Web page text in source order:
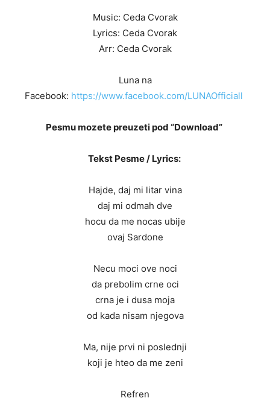
Music: Ceda Cvorak
Lyrics: Ceda Cvorak
Arr: Ceda Cvorak
Luna na
Facebook: https://www.facebook.com/LUNAOfficiall
Pesmu mozete preuzeti pod “Download”
Tekst Pesme / Lyrics:
Hajde, daj mi litar vina
daj mi odmah dve
hocu da me nocas ubije
ovaj Sardone
Necu moci ove noci
da prebolim crne oci
crna je i dusa moja
od kada nisam njegova
Ma, nije prvi ni poslednji
koji je hteo da me zeni
Refren